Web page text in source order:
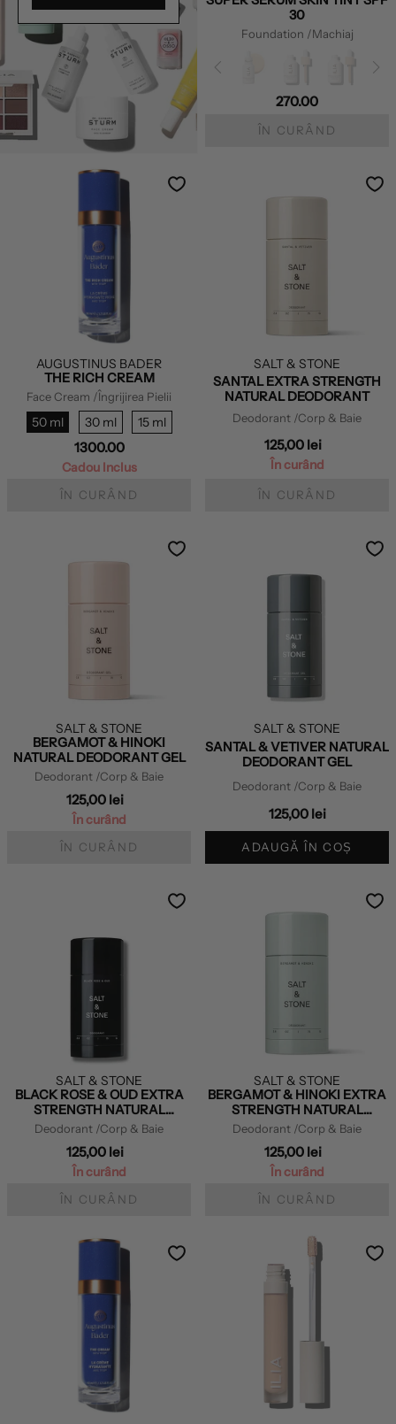
30
Foundation /Machiaj
270.00
ÎN CURÂND
AUGUSTINUS BADER
THE RICH CREAM
Face Cream /Îngrijirea Pielii
50 ml 30 ml 15 ml
1300.00
Cadou Inclus
ÎN CURÂND
SALT & STONE
SANTAL EXTRA STRENGTH
NATURAL DEODORANT
Deodorant /Corp & Baie
125,00 lei
În curând
ÎN CURÂND
SALT & STONE
BERGAMOT & HINOKI
NATURAL DEODORANT GEL
Deodorant /Corp & Baie
125,00 lei
În curând
ÎN CURÂND
SALT & STONE
SANTAL & VETIVER NATURAL
DEODORANT GEL
Deodorant /Corp & Baie
125,00 lei
ADAUGĂ ÎN COȘ
SALT & STONE
BLACK ROSE & OUD EXTRA
STRENGTH NATURAL
DEODORANT
Deodorant /Corp & Baie
125,00 lei
În curând
ÎN CURÂND
SALT & STONE
BERGAMOT & HINOKI EXTRA
STRENGTH NATURAL
DEODORANT
Deodorant /Corp & Baie
125,00 lei
În curând
ÎN CURÂND